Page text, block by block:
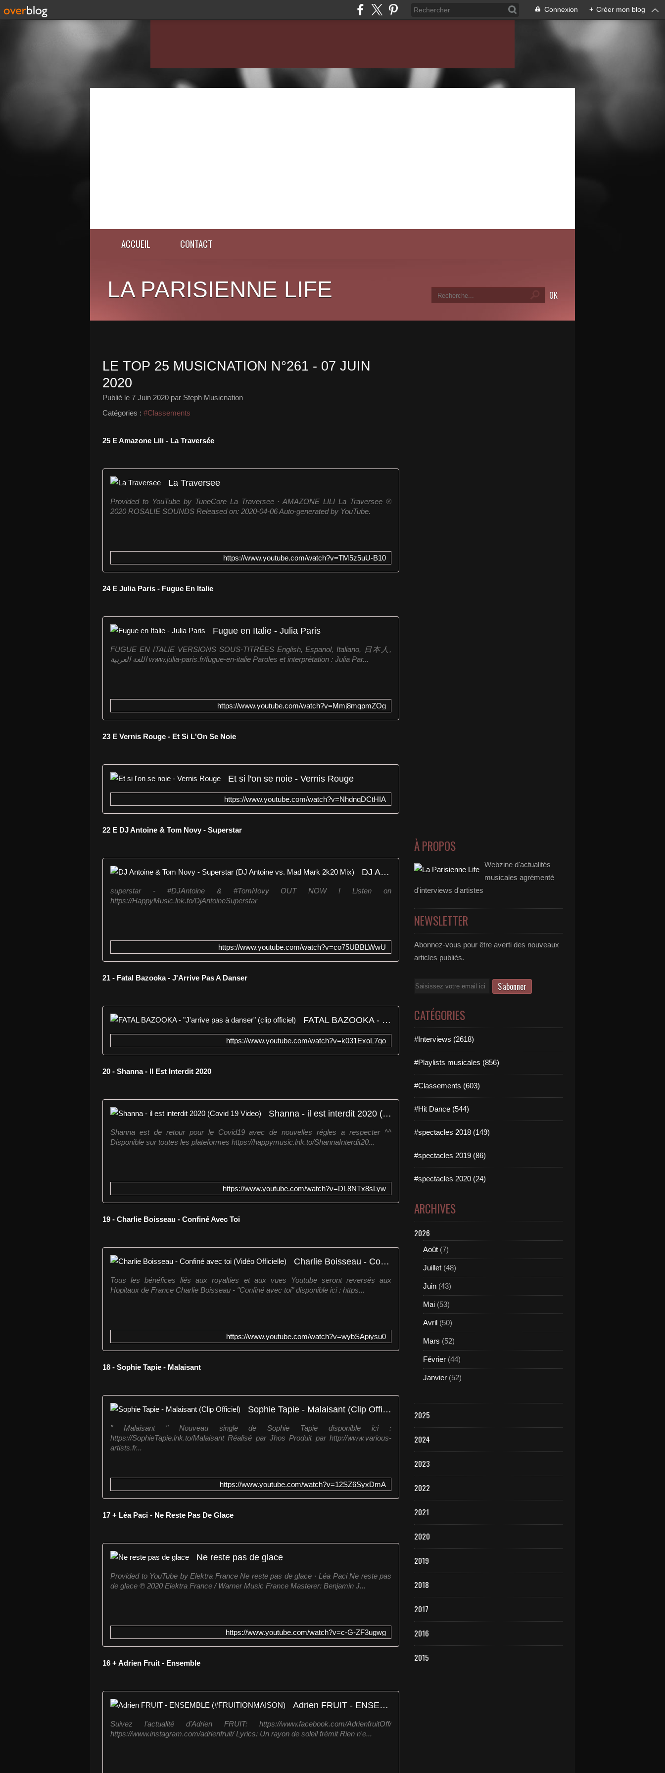
Connexion + Créer mon blog
ACCUEIL CONTACT
LA PARISIENNE LIFE
LE TOP 25 MUSICNATION N°261 - 07 JUIN
2020
Publié le 7 Juin 2020 par Steph Musicnation
Catégories : #Classements
25 E Amazone Lili - La Traversée
La Traversee
Provided to YouTube by TuneCore La Traversee · AMAZONE LILI La Traversee ℗
2020 ROSALIE SOUNDS Released on: 2020-04-06 Auto-generated by YouTube.
https://www.youtube.com/watch?v=TM5z5uU-B10
24 E Julia Paris - Fugue En Italie
Fugue en Italie - Julia Paris
FUGUE EN ITALIE VERSIONS SOUS-TITRÉES English, Espanol, Italiano, 日本人,
اللغة العربية www.julia-paris.fr/fugue-en-italie Paroles et interprétation : Julia Par...
https://www.youtube.com/watch?v=Mmj8mqpmZOg
23 E Vernis Rouge - Et Si L'On Se Noie
Et si l'on se noie - Vernis Rouge
https://www.youtube.com/watch?v=NhdnqDCtHIA
22 E DJ Antoine & Tom Novy - Superstar
DJ Antoine & Tom Novy - Superstar (DJ Antoine vs. Mad Mark 2k20 Mix)
superstar - #DJAntoine & #TomNovy OUT NOW ! Listen on
https://HappyMusic.lnk.to/DjAntoineSuperstar
https://www.youtube.com/watch?v=co75UBBLWwU
21 - Fatal Bazooka - J'Arrive Pas A Danser
FATAL BAZOOKA - "J'arrive pas à danser" (clip officiel)
https://www.youtube.com/watch?v=k031ExoL7go
20 - Shanna - Il Est Interdit 2020
Shanna - il est interdit 2020 (Covid 19 Video)
Shanna est de retour pour le Covid19 avec de nouvelles régles a respecter ^^
Disponible sur toutes les plateformes https://happymusic.lnk.to/ShannaInterdit20...
https://www.youtube.com/watch?v=DL8NTx8sLyw
19 - Charlie Boisseau - Confiné Avec Toi
Charlie Boisseau - Confiné avec toi (Vidéo Officielle)
Tous les bénéfices liés aux royalties et aux vues Youtube seront reversés aux
Hopitaux de France Charlie Boisseau - "Confiné avec toi" disponible ici : https...
https://www.youtube.com/watch?v=wybSApiysu0
18 - Sophie Tapie - Malaisant
Sophie Tapie - Malaisant (Clip Officiel)
" Malaisant " Nouveau single de Sophie Tapie disponible ici :
https://SophieTapie.lnk.to/Malaisant Réalisé par Jhos Produit par http://www.various-
artists.fr...
https://www.youtube.com/watch?v=12SZ6SyxDmA
17 + Léa Paci - Ne Reste Pas De Glace
Ne reste pas de glace
Provided to YouTube by Elektra France Ne reste pas de glace · Léa Paci Ne reste pas
de glace ℗ 2020 Elektra France / Warner Music France Masterer: Benjamin J...
https://www.youtube.com/watch?v=c-G-ZF3ugwg
16 + Adrien Fruit - Ensemble
Adrien FRUIT - ENSEMBLE (#FRUITIONMAISON)
Suivez l'actualité d'Adrien FRUIT: https://www.facebook.com/AdrienfruitOff/
https://www.instagram.com/adrienfruit/ Lyrics: Un rayon de soleil frémit Rien n'e...
À PROPOS
Webzine d'actualités
musicales agrémenté
d'interviews d'artistes
NEWSLETTER
Abonnez-vous pour être averti des nouveaux
articles publiés.
Email
CATÉGORIES
#Interviews (2618)
#Playlists musicales (856)
#Classements (603)
#Hit Dance (544)
#spectacles 2018 (149)
#spectacles 2019 (86)
#spectacles 2020 (24)
ARCHIVES
2026
Août (7)
Juillet (48)
Juin (43)
Mai (53)
Avril (50)
Mars (52)
Février (44)
Janvier (52)
2025
2024
2023
2022
2021
2020
2019
2018
2017
2016
2015